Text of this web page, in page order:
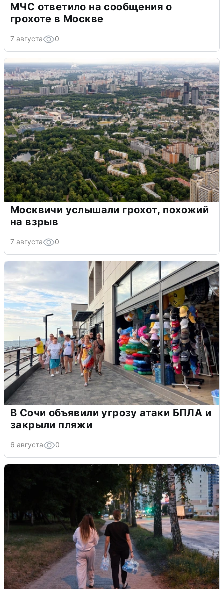
МЧС ответило на сообщения о
грохоте в Москве
7 августа 0
Москвичи услышали грохот, похожий
на взрыв
7 августа 0
В Сочи объявили угрозу атаки БПЛА и
закрыли пляжи
6 августа 0